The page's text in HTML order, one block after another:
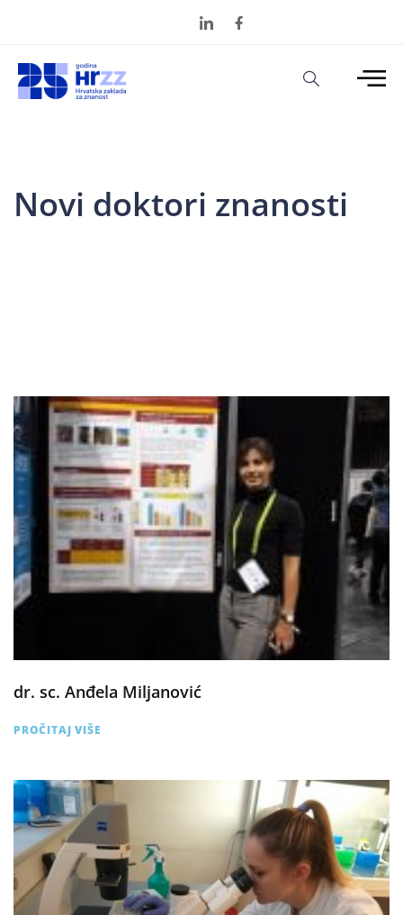
Novi doktori znanosti
dr. sc. Anđela Miljanović
PROČITAJ VIŠE